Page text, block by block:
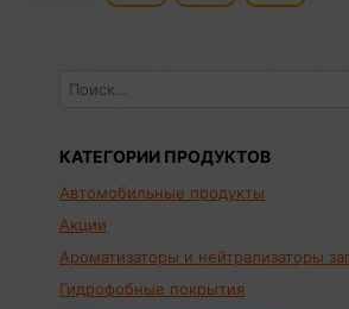
Найти:
КАТЕГОРИИ ПРОДУКТОВ
Автомобильные продукты
Акции
Ароматизаторы и нейтрализаторы
Гидрофобные покрытия